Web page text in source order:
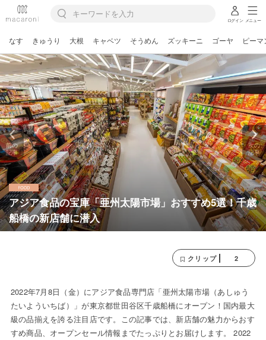
ログイン メニュー
なす きゅうり 大根 キャベツ そうめん ズッキーニ ゴーヤ ピーマ
アジア食品の宝庫「亜州太陽市場」おすすめ5選！千歳
船橋の新店舗に潜入
前の
記事
次の
記事
クリップ 2
2022年7月8日（金）にアジア食品専門店「亜州太陽市場（あしゅう
たいよういちば）」が東京都世田谷区千歳船橋にオープン！国内最大
級の品揃えを誇る注目店です。この記事では、新店舗の魅力からおす
すめ商品、オープンセール情報までたっぷりとお届けします。 2022